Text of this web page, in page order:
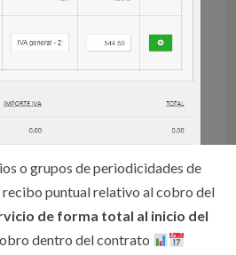
o grupos de periodicidades de
recibo puntual relativo al cobro del
de forma total al inicio del
dentro del contrato